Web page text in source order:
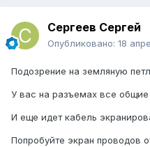
Сергеев Сергей
Опубликовано: 18
Подозрение на земляную
У вас на разъемах все
И еще идет кабель
Попробуйте экран проводов